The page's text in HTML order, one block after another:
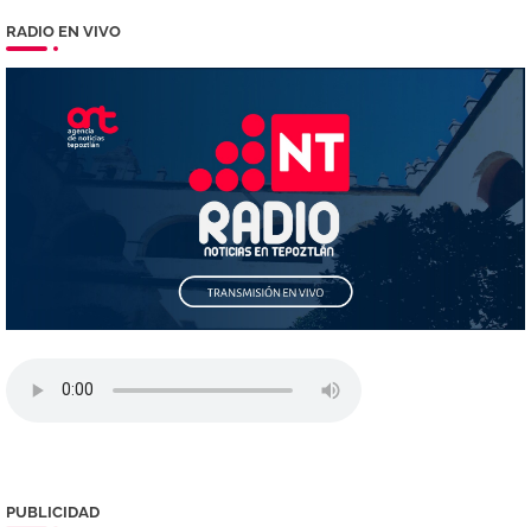
RADIO EN VIVO
PUBLICIDAD